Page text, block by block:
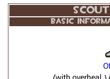
SCOUT
BASIC